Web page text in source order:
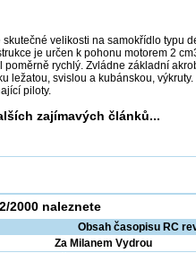
velikosti na samokřídlo typu
je určen k pohonu motorem 2
poměrně rychlý. Zvládne základní
ležatou, svislou a kubánskou,
piloty.
zajímavých článků...
2000 naleznete
Obsah časopisu RC
Za Milanem Vydrou